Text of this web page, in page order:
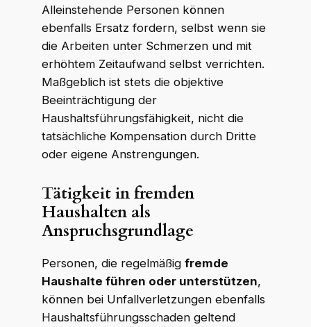
Alleinstehende Personen können
ebenfalls Ersatz fordern, selbst wenn sie
die Arbeiten unter Schmerzen und mit
erhöhtem Zeitaufwand selbst verrichten.
Maßgeblich ist stets die objektive
Beeinträchtigung der
Haushaltsführungsfähigkeit, nicht die
tatsächliche Kompensation durch Dritte
oder eigene Anstrengungen.
Tätigkeit in fremden
Haushalten als
Anspruchsgrundlage
Personen, die regelmäßig fremde
Haushalte führen oder unterstützen,
können bei Unfallverletzungen ebenfalls
Haushaltsführungsschaden geltend